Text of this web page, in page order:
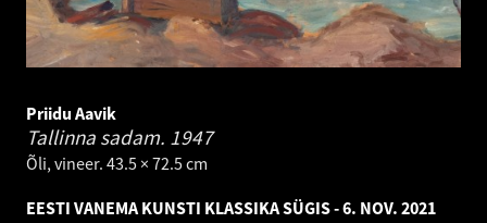
Priidu Aavik
Tallinna sadam. 1947
Õli, vineer. 43.5 × 72.5 cm
EESTI VANEMA KUNSTI KLASSIKA SÜGIS - 6. NOV. 2021